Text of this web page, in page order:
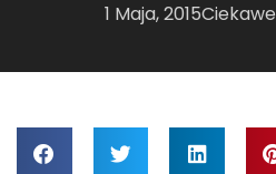
1 Maja, 2015Ciekawe